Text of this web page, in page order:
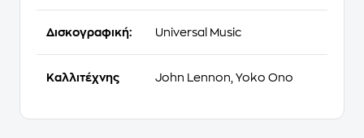
Δισκογραφική: Universal Music
Καλλιτέχνης John Lennon, Yoko Ono